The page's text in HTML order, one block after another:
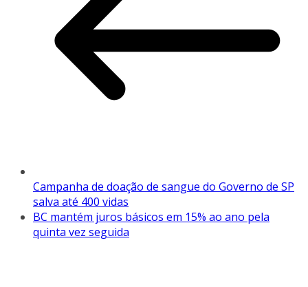
Campanha de doação de sangue do Governo de SP
salva até 400 vidas
BC mantém juros básicos em 15% ao ano pela
quinta vez seguida